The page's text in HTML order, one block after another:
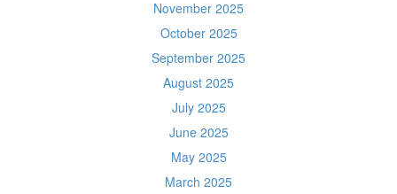
November 2025
October 2025
September 2025
August 2025
July 2025
June 2025
May 2025
March 2025